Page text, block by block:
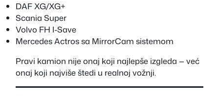
DAF XG/XG+
Scania Super
Volvo FH I-Save
Mercedes Actros sa MirrorCam sistemom
Pravi kamion nije onaj koji najlepše izgleda — već
onaj koji najviše štedi u realnoj vožnji.